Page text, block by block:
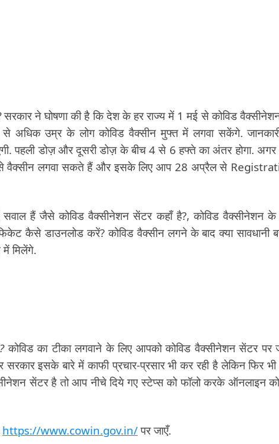
सरकार ने घोषणा की है कि देश के हर राज्य में 1 मई से कोविड
अधिक उम्र के लोग कोविड वैक्सीन मुफ्त में लगवा सकेंगे.
पहली डोज़ और दूसरी डोज़ के बीच 4 से 6 हफ्ते का अंतर होगा.
वैक्सीन लगवा सकते हैं और इसके लिए आप 28 अप्रैल से
हैं जैसे कोविड वैक्सीनेशन सेंटर कहाँ है?, कोविड वैक्सीनेशन के
कैसे डाउनलोड करें? कोविड वैक्सीन लगने के बाद क्या सावधानी
मिलेंगे.
कोविड का टीका लगवाने के लिए आपको कोविड वैक्सीनेशन सेंटर पर
इसके बारे में काफी प्रचार-प्रसार भी कर रही है लेकिन फिर भी
सेंटर है तो आप नीचे दिये गए स्टेप्स को फॉलो करके ऑनलाइन
https://www.cowin.gov.in/पर जाएँ.